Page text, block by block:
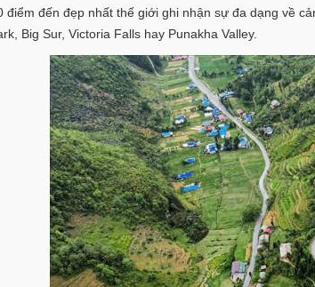
điểm đến đẹp nhất thế giới ghi nhận sự đa dạng về
Big Sur, Victoria Falls hay Punakha Valley.